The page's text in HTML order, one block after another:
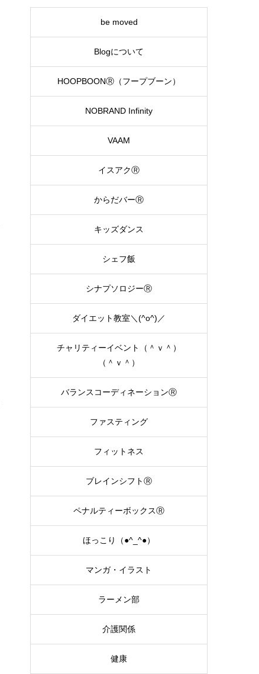
be moved
Blogについて
HOOPBOONⓇ（フープブーン）
NOBRAND Infinity
VAAM
イスアクⓇ
からだバーⓇ
キッズダンス
シェフ飯
シナプソロジーⓇ
ダイエット教室＼(^o^)／
チャリティーイベント（＾ｖ＾）
（＾ｖ＾）
バランスコーディネーションⓇ
ファスティング
フィットネス
ブレインシフトⓇ
ペナルティーボックスⓇ
ほっこり（●^_^●）
マンガ・イラスト
ラーメン部
介護関係
健康